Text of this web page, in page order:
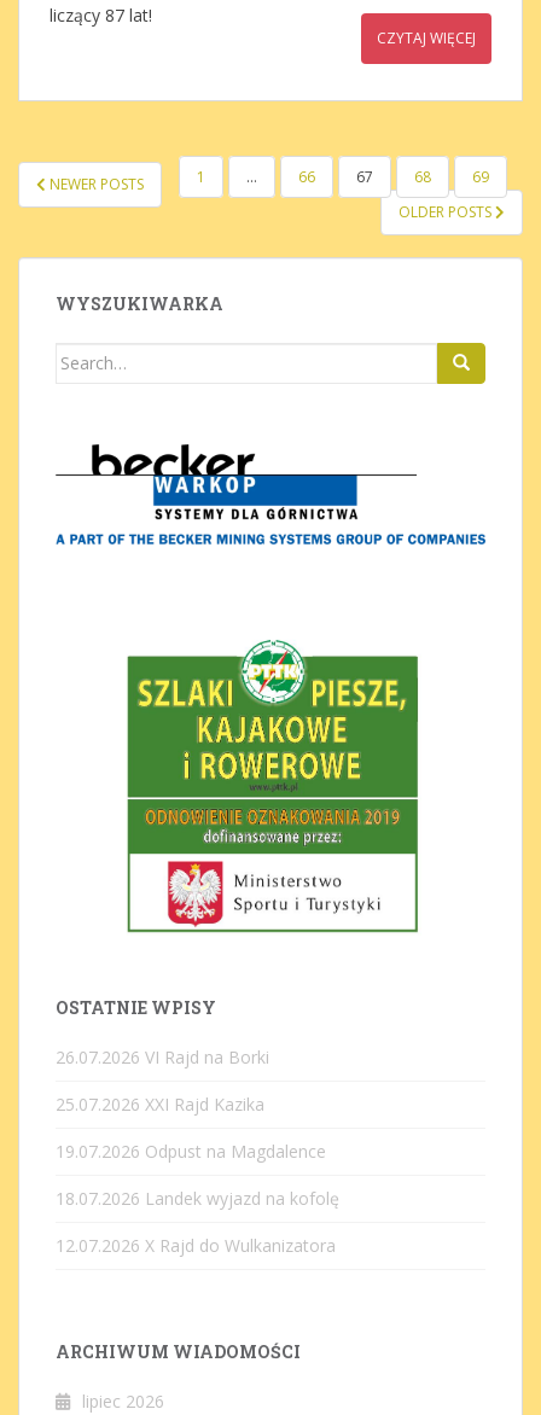
liczący 87 lat!
CZYTAJ WIĘCEJ
STRONICOWANIE
WPISÓW
NEWER POSTS 1 … 66 67 68
69
OLDER POSTS
WYSZUKIWARKA
Search
OSTATNIE WPISY
26.07.2026 VI Rajd na Borki
25.07.2026 XXI Rajd Kazika
19.07.2026 Odpust na Magdalence
18.07.2026 Landek wyjazd na kofolę
12.07.2026 X Rajd do Wulkanizatora
ARCHIWUM WIADOMOŚCI
lipiec 2026